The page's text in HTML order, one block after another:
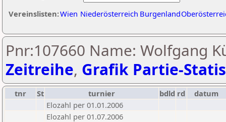
Vereinslisten:Wien Niederösterreich Burgenland
Pnr:107660 Name: Wolfgang
Zeitreihe, Grafik Partie-
tnr St turnier bdld rd
datum
Elozahl per 01.01.2006
Elozahl per 01.07.2006